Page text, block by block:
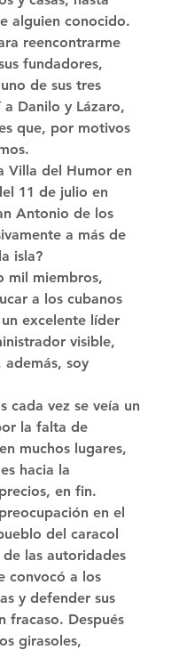
alguien conocido.
reencontrarme
fundadores,
de sus tres
Danilo y Lázaro,
que, por motivos
Villa del Humor en
11 de julio en
Antonio de los
a más de
isla?
mil miembros,
a los cubanos
excelente líder
visible,
además, soy
cada vez se veía un
la falta de
muchos lugares,
hacia la
en fin.
en el
del caracol
las autoridades
convocó a los
y defender sus
fracaso. Después
girasoles,